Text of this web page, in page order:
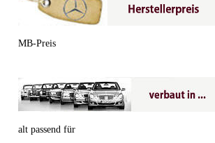
MB-Preis
alt passend für